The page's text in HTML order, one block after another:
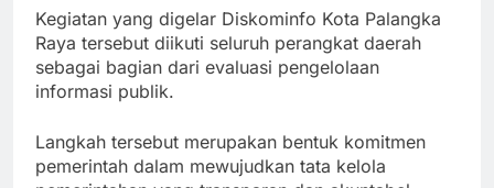
Kegiatan yang digelar Diskominfo Kota Palangka
Raya tersebut diikuti seluruh perangkat daerah
sebagai bagian dari evaluasi pengelolaan
informasi publik.
Langkah tersebut merupakan bentuk komitmen
pemerintah dalam mewujudkan tata kelola